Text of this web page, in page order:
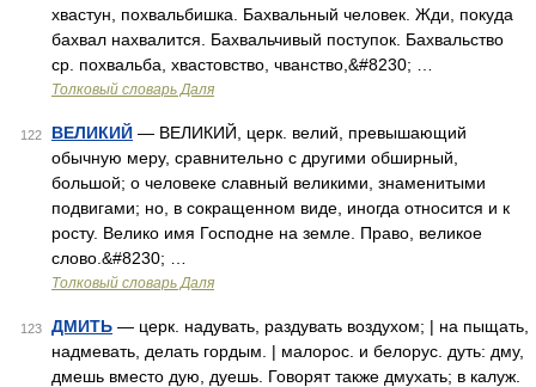
хвастун, похвальбишка. Бахвальный человек. Жди, покуда
бахвал нахвалится. Бахвальчивый поступок. Бахвальство
ср. похвальба, хвастовство, чванство,&#8230; …
Толковый словарь Даля
122 ВЕЛИКИЙ — ВЕЛИКИЙ, церк. велий, превышающий
обычную меру, сравнительно с другими обширный,
большой; о человеке славный великими, знаменитыми
подвигами; но, в сокращенном виде, иногда относится и к
росту. Велико имя Господне на земле. Право, великое
слово.&#8230; …
Толковый словарь Даля
123 ДМИТЬ — церк. надувать, раздувать воздухом; | на пыщать,
надмевать, делать гордым. | малорос. и белорус. дуть: дму,
дмешь вместо дую, дуешь. Говорят также дмухать; в калуж.